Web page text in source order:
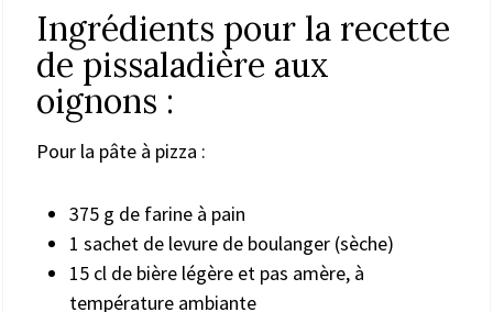
Ingrédients pour la recette
de pissaladière aux
oignons :
Pour la pâte à pizza :
375 g de farine à pain
1 sachet de levure de boulanger (sèche)
15 cl de bière légère et pas amère, à
température ambiante